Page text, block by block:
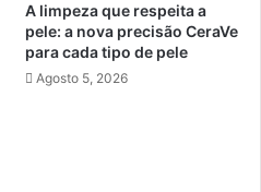
A limpeza que respeita a
pele: a nova precisão CeraVe
para cada tipo de pele
Agosto 5, 2026